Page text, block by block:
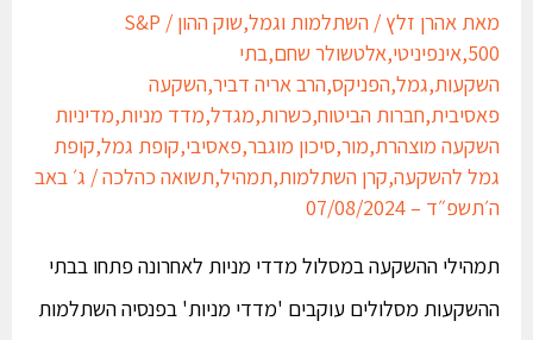
מאתאהרן זלץ/השתלמות וגמל,שוק ההון/
S&P
500
,אינפיניטי,אלטשולר שחם,בתי
השקעות,גמל,הפניקס,הרב אריה דביר,השקעה
פאסיבית,חברות הביטוח,כשרות,מגדל,מדד מניות,מדיניות
השקעה מוצהרת,מור,סיכון מוגבר,פאסיבי,קופת גמל,קופת
גמל להשקעה,קרן השתלמות,תמהיל,תשואה כהלכה/ג׳ באב
ה׳תשפ״ד – 07/08/2024
תמהילי ההשקעה במסלול מדדי מניות לאחרונה פתחו בבתי
ההשקעות מסלולים עוקבים 'מדדי מניות' בפנסיה השתלמות